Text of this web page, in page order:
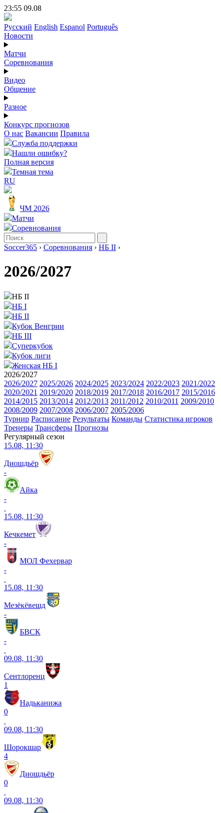
23:55 09.08
Русский English Espanol Português
Новости
Матчи
Соревнования
Видео
Общение
Разное
Конкурс прогнозов
О нас Вакансии Правила
Служба поддержки
Нашли ошибку?
Полная версия
Темная тема
RU
ЧМ 2026
Матчи
Соревнования
Soccer365 › Соревнования › НБ II ›
2026/2027
НБ II
НБ I
НБ II
Кубок Венгрии
НБ III
Суперкубок
Кубок лиги
Женская НБ I
2026/2027
2026/2027 2025/2026 2024/2025 2023/2024 2022/2023 2021/2022
2020/2021 2019/2020 2018/2019 2017/2018 2016/2017 2015/2016
2014/2015 2013/2014 2012/2013 2011/2012 2010/2011 2009/2010
2008/2009 2007/2008 2006/2007 2005/2006
Турнир Расписание Результаты Команды Статистика игроков
Тренеры Трансферы Прогнозы
Регулярный сезон
15.08, 11:30
Диошдьёр
-
Айка
-
15.08, 11:30
Кечкемет
-
МОЛ Фехервар
-
15.08, 11:30
Мезёкёвешд
-
БВСК
-
09.08, 11:30
Сентлоренц
1
Надьканижа
0
09.08, 11:30
Шорокшар
4
Диошдьёр
0
09.08, 11:30